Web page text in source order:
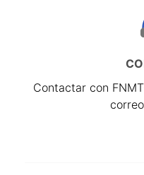
Contactar con